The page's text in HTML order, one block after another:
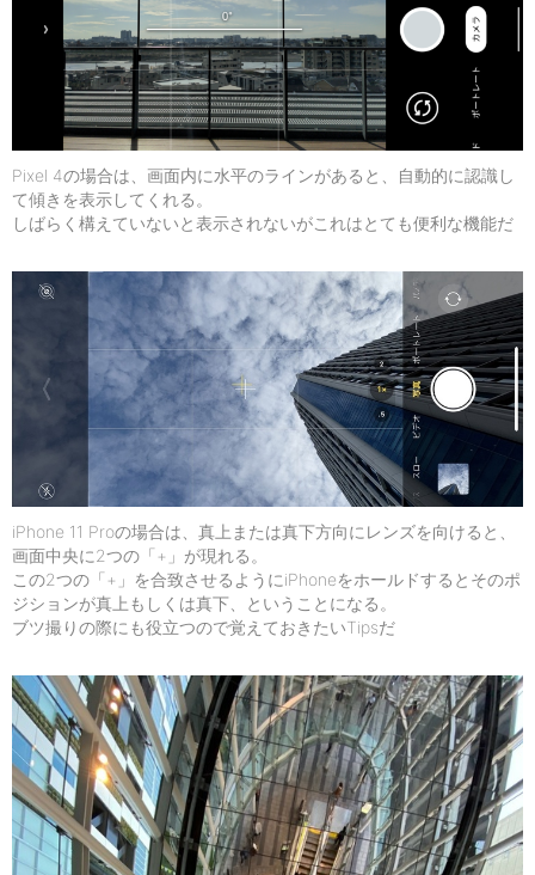
Pixel 4の場合は、画面内に水平のラインがあると、自動的に認識し
て傾きを表示してくれる。
しばらく構えていないと表示されないがこれはとても便利な機能だ
iPhone 11 Proの場合は、真上または真下方向にレンズを向けると、
画面中央に2つの「+」が現れる。
この2つの「+」を合致させるようにiPhoneをホールドするとそのポ
ジションが真上もしくは真下、ということになる。
ブツ撮りの際にも役立つので覚えておきたいTipsだ